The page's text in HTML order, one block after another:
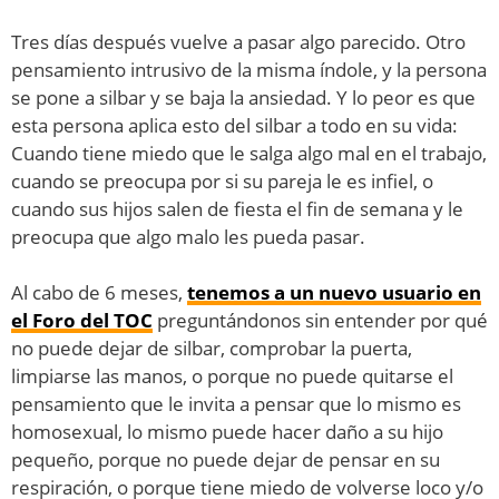
Tres días después vuelve a pasar algo parecido. Otro
pensamiento intrusivo de la misma índole, y la persona
se pone a silbar y se baja la ansiedad. Y lo peor es que
esta persona aplica esto del silbar a todo en su vida:
Cuando tiene miedo que le salga algo mal en el trabajo,
cuando se preocupa por si su pareja le es infiel, o
cuando sus hijos salen de fiesta el fin de semana y le
preocupa que algo malo les pueda pasar.
Al cabo de 6 meses, tenemos a un nuevo usuario en
el Foro del TOC preguntándonos sin entender por qué
no puede dejar de silbar, comprobar la puerta,
limpiarse las manos, o porque no puede quitarse el
pensamiento que le invita a pensar que lo mismo es
homosexual, lo mismo puede hacer daño a su hijo
pequeño, porque no puede dejar de pensar en su
respiración, o porque tiene miedo de volverse loco y/o